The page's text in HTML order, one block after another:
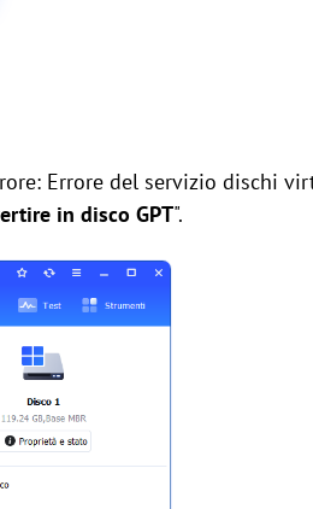
Errore del servizio dischi
in disco GPT".